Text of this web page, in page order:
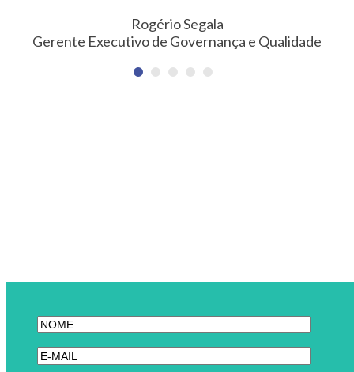
Rogério Segala
Gerente Executivo de Governança e Qualidade